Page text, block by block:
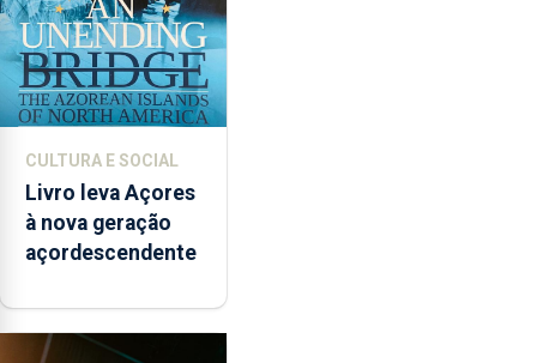
CULTURA E SOCIAL
Livro leva Açores
à nova geração
açordescendente